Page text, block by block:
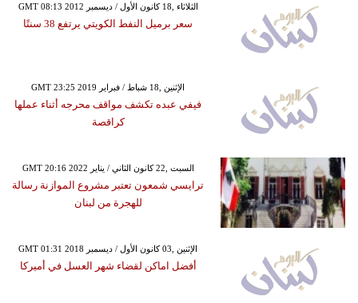
GMT 08:13 2012 الثلاثاء ,18 كانون الأول / ديسمبر
سعر برميل النفط الكويتي يرتفع 38 سنتًا
GMT 23:25 2019 الإثنين ,18 شباط / فبراير
فيفي عبده تكشف مواقف محرجه أثناء عملها
كراقصة
GMT 20:16 2022 السبت ,22 كانون الثاني / يناير
ترايسي شمعون تعتبر مشروع الموازنة رسالة
للهجرة من لبنان
GMT 01:31 2018 الإثنين ,03 كانون الأول / ديسمبر
أفضل اماكن لقضاء شهر العسل في أميركا